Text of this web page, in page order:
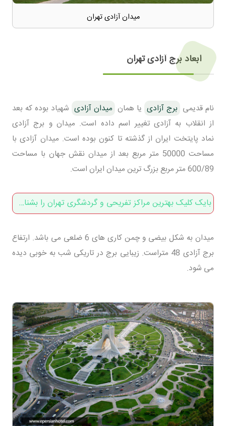
میدان آزادی تهران
ابعاد برج آزادی تهران
نام قدیمی برج آزادی یا همان میدان آزادی شهیاد بوده که بعد
از انقلاب به آزادی تغییر اسم داده است. میدان و برج آزادی
نماد پایتخت ایران از گذشته تا کنون بوده است. میدان آزادی با
مساحت 50000 متر مربع بعد از میدان نقش جهان با مساحت
600/89 متر مربع بزرگ ترین میدان ایران است.
بایک کلیک بهترین مراکز تفریحی و گردشگری تهران را بشناسید
میدان به شکل بیضی و چمن کاری های 6 ضلعی می باشد. ارتفاع
برج آزادی 48 متراست. زیبایی برج در تاریکی شب به خوبی دیده
می شود.